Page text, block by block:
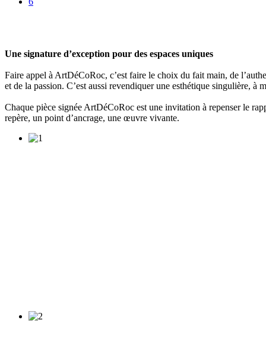
Une signature d’exception pour des espaces uniques
Faire appel à ArtDéCoRoc, c’est faire le choix du fait main, de
et de la passion. C’est aussi revendiquer une esthétique singulière, à
Chaque pièce signée ArtDéCoRoc est une invitation à repenser le
repère, un point d’ancrage, une œuvre vivante.